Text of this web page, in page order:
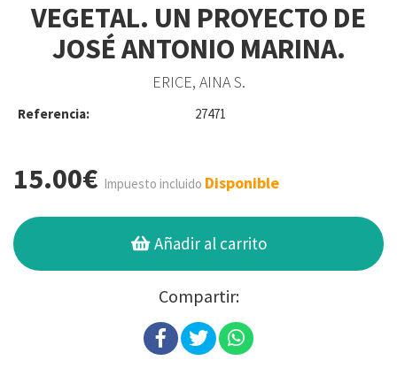
VEGETAL. UN PROYECTO DE
JOSÉ ANTONIO MARINA.
ERICE, AINA S.
Referencia: 27471
15.00€ Impuesto incluido Disponible
Añadir al carrito
Compartir: